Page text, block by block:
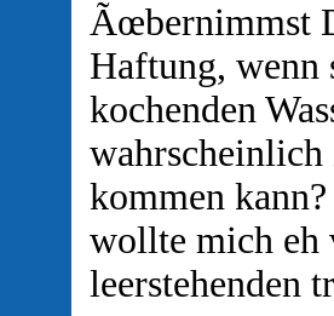
Ãœbernimmst
Haftung,
kochenden
wahrscheinlich
kommen
wollte mich eh
leerstehenden